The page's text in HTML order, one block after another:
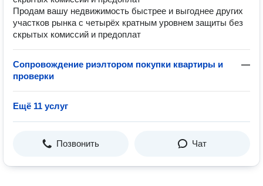
Продам вашу недвижимость быстрее и выгоднее других
участков рынка с четырёх кратным уровнем защиты без
скрытых комиссий и предоплат
Сопровождение риэлтором покупки квартиры и
проверки
—
Ещё 11 услуг
Позвонить Чат